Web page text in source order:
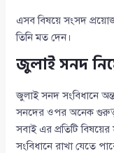
এসব বিষয়ে সংসদ
তিনি মত দেন।
জুলাই সনদ
জুলাই সনদ সংবিধানে
সনদের ওপর অনেক গুরুত্ব
সবাই এর প্রতিটি
সংবিধানে রাখা যেতে